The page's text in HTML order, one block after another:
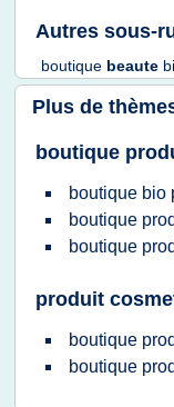
Autres sous-
boutique beaute
Plus de
boutique
boutique bio
boutique
boutique
produit
boutique
boutique